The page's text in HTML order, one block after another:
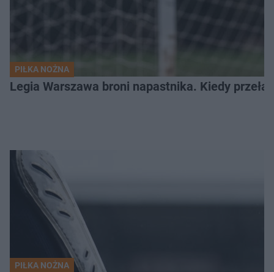
PIŁKA NOŻNA
Legia Warszawa broni napastnika. Kiedy
PIŁKA NOŻNA